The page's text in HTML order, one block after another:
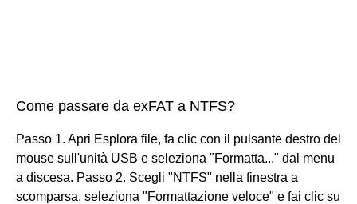
Come passare da exFAT a NTFS?
Passo 1. Apri Esplora file, fa clic con il pulsante destro del
mouse sull'unità USB e seleziona "Formatta..." dal menu
a discesa. Passo 2. Scegli "NTFS" nella finestra a
scomparsa, seleziona "Formattazione veloce" e fai clic su